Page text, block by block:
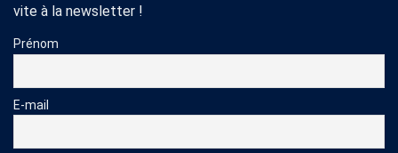
vite à la newsletter !
Prénom
E-mail